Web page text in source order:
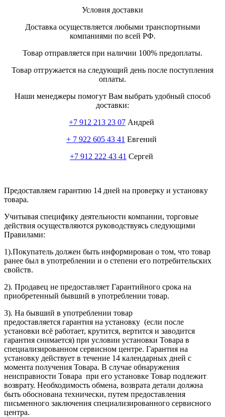
Условия доставки
Доставка осуществляется любыми транспортными
компаниями по всей РФ.
Товар отправляется при наличии 100% предоплаты.
Товар отгружается на следующий день после поступления
оплаты.
Наши менеджеры помогут Вам выбрать удобный способ
доставки:
+7 912 213 23 07 Андрей
+ 7 922 605 43 41 Евгений
+7 912 222 43 41 Сергей
Предоставляем гарантию 14 дней на проверку и установку
товара.
Учитывая специфику деятельности компании, торговые
действия осуществляются руководствуясь следующими
Правилами:
1).Покупатель должен быть информирован о том, что товар
ранее был в употреблении и о степени его потребительских
свойств.
2). Продавец не предоставляет Гарантийного срока на
приобретенный бывший в употреблении товар.
3). На бывший в употреблении товар
предоставляется гарантия на установку (если после
установки всё работает, крутится, вертится и заводится
гарантия снимается) при условии установки Товара в
специализированном сервисном центре. Гарантия на
установку действует в течение 14 календарных дней с
момента получения Товара. В случае обнаружения
неисправности Товара при его установке Товар подлежит
возврату. Необходимость обмена, возврата детали должна
быть обоснована технически, путем предоставления
письменного заключения специализированного сервисного
центра.